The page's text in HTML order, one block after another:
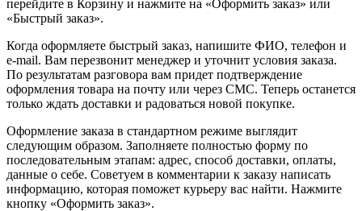
перейдите в Корзину и нажмите на «Оформить заказ» или
«Быстрый заказ».
Когда оформляете быстрый заказ, напишите ФИО, телефон и
e-mail. Вам перезвонит менеджер и уточнит условия заказа.
По результатам разговора вам придет подтверждение
оформления товара на почту или через СМС. Теперь останется
только ждать доставки и радоваться новой покупке.
Оформление заказа в стандартном режиме выглядит
следующим образом. Заполняете полностью форму по
последовательным этапам: адрес, способ доставки, оплаты,
данные о себе. Советуем в комментарии к заказу написать
информацию, которая поможет курьеру вас найти. Нажмите
кнопку «Оформить заказ».